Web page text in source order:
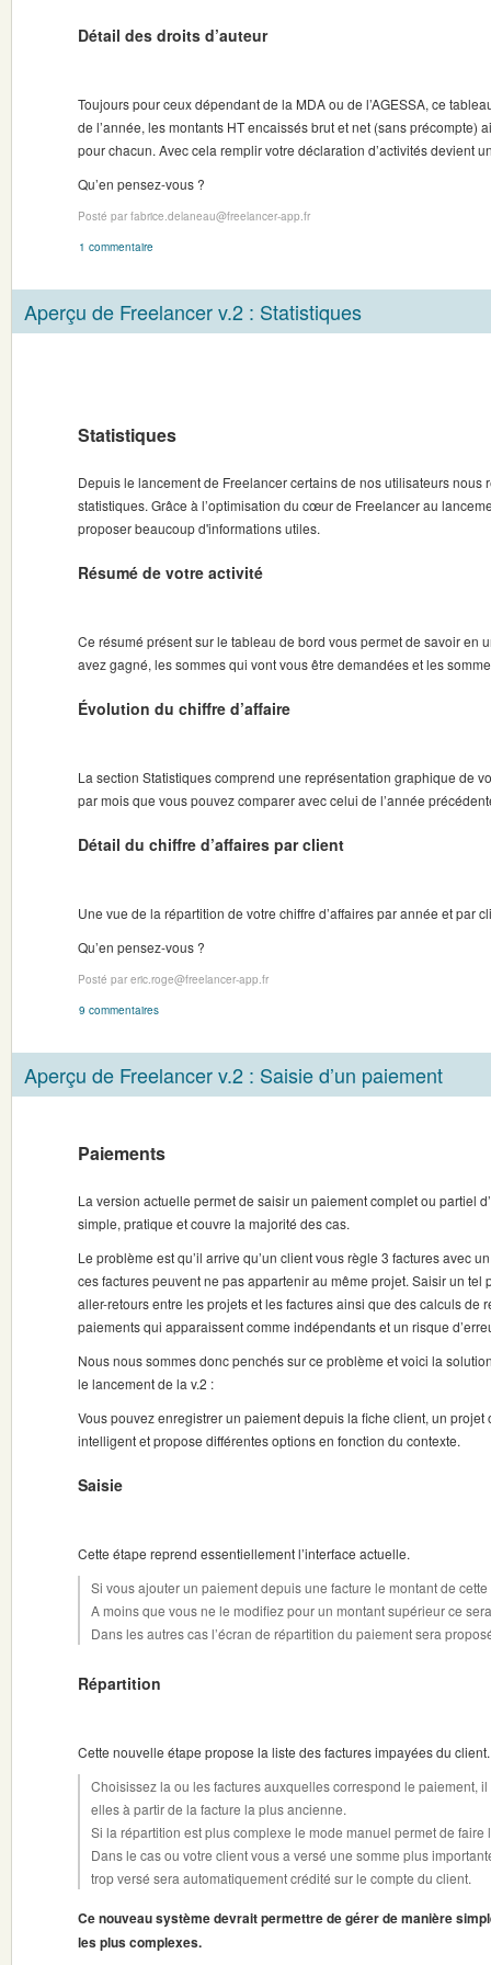
Détail des droits d’auteur
Toujours pour ceux dépendant de la MDA ou de l’AGESSA, ce
de l’année, les montants HT encaissés brut et net (sans précompte)
pour chacun. Avec cela remplir votre déclaration d’activités devient
Qu’en pensez-vous ?
Posté par fabrice.delaneau@freelancer-app.fr
1 commentaire
Aperçu de Freelancer v.2 : Statistiques
Statistiques
Depuis le lancement de Freelancer certains de nos utilisateurs nous
statistiques. Grâce à l’optimisation du cœur de Freelancer au
proposer beaucoup d'informations utiles.
Résumé de votre activité
Ce résumé présent sur le tableau de bord vous permet de savoir en
avez gagné, les sommes qui vont vous être demandées et les
Évolution du chiffre d’affaire
La section Statistiques comprend une représentation graphique de
par mois que vous pouvez comparer avec celui de l’année
Détail du chiffre d’affaires par client
Une vue de la répartition de votre chiffre d’affaires par année et par
Qu’en pensez-vous ?
Posté par eric.roge@freelancer-app.fr
9 commentaires
Aperçu de Freelancer v.2 : Saisie d’un paiement
Paiements
La version actuelle permet de saisir un paiement complet ou partiel
simple, pratique et couvre la majorité des cas.
Le problème est qu’il arrive qu’un client vous règle 3 factures avec
ces factures peuvent ne pas appartenir au même projet. Saisir un
aller-retours entre les projets et les factures ainsi que des calculs de
paiements qui apparaissent comme indépendants et un risque
Nous nous sommes donc penchés sur ce problème et voici la
le lancement de la v.2 :
Vous pouvez enregistrer un paiement depuis la fiche client, un projet
intelligent et propose différentes options en fonction du contexte.
Saisie
Cette étape reprend essentiellement l’interface actuelle.
Si vous ajouter un paiement depuis une facture le montant de
A moins que vous ne le modifiez pour un montant supérieur ce
Dans les autres cas l’écran de répartition du paiement sera
Répartition
Cette nouvelle étape propose la liste des factures impayées du client.
Choisissez la ou les factures auxquelles correspond le paiement,
elles à partir de la facture la plus ancienne.
Si la répartition est plus complexe le mode manuel permet de faire
Dans le cas ou votre client vous a versé une somme plus
trop versé sera automatiquement crédité sur le compte du client.
Ce nouveau système devrait permettre de gérer de manière
les plus complexes.